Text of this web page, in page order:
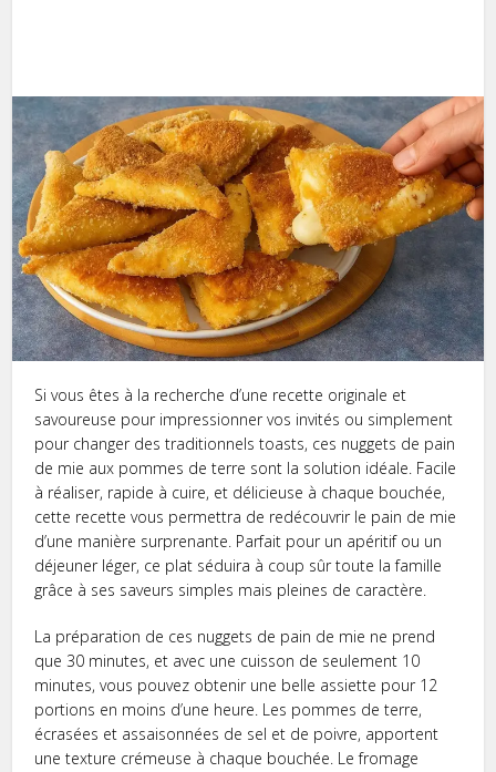
Si vous êtes à la recherche d’une recette originale et
savoureuse pour impressionner vos invités ou simplement
pour changer des traditionnels toasts, ces nuggets de pain
de mie aux pommes de terre sont la solution idéale. Facile
à réaliser, rapide à cuire, et délicieuse à chaque bouchée,
cette recette vous permettra de redécouvrir le pain de mie
d’une manière surprenante. Parfait pour un apéritif ou un
déjeuner léger, ce plat séduira à coup sûr toute la famille
grâce à ses saveurs simples mais pleines de caractère.
La préparation de ces nuggets de pain de mie ne prend
que 30 minutes, et avec une cuisson de seulement 10
minutes, vous pouvez obtenir une belle assiette pour 12
portions en moins d’une heure. Les pommes de terre,
écrasées et assaisonnées de sel et de poivre, apportent
une texture crémeuse à chaque bouchée. Le fromage